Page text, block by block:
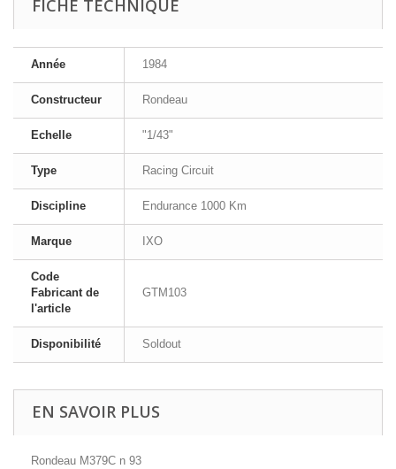
FICHE TECHNIQUE
Année 1984
Constructeur Rondeau
Echelle "1/43"
Type Racing Circuit
Discipline Endurance 1000 Km
Marque IXO
Code
Fabricant de
l'article
GTM103
Disponibilité Soldout
EN SAVOIR PLUS
Rondeau M379C n 93